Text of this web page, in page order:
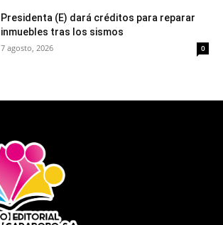
Presidenta (E) dará créditos para reparar
inmuebles tras los sismos
7 agosto, 2026 0